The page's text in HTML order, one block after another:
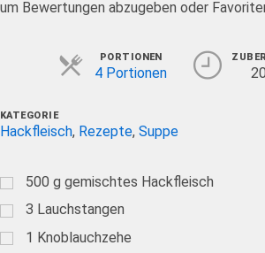
um Bewertungen abzugeben oder
PORTIONEN
4 Portionen
Servings
KATEGORIE
Hackfleisch, Rezepte, Suppe
500 g gemischtes Hackfleisch
3 Lauchstangen
1 Knoblauchzehe